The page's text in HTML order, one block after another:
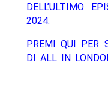
DELL’ULTIMO
2024.
PREMI QUI PER
DI ALL IN